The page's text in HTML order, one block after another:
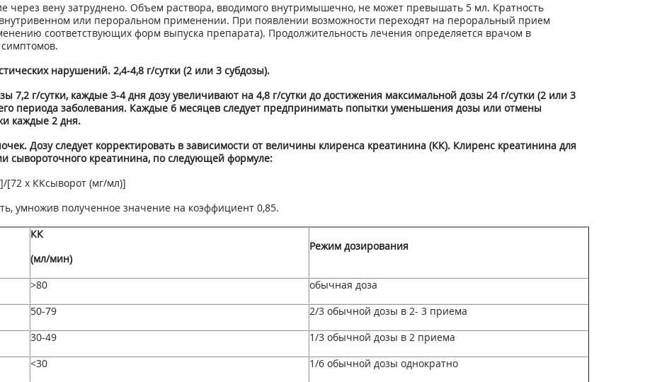
через вену затруднено. Объем раствора, вводимого внутримышечно, не может превышать 5 мл. Кратность
или пероральном применении. При появлении возможности переходят на пероральный прием
соответствующих форм выпуска препарата). Продолжительность лечения определяется врачом в
нарушений. 2,4-4,8 г/сутки (2 или 3 субдозы).
г/сутки, каждые 3-4 дня дозу увеличивают на 4,8 г/сутки до достижения максимальной дозы 24 г/сутки (2 или 3
периода заболевания. Каждые 6 месяцев следует предпринимать попытки уменьшения дозы или отмены
каждые 2 дня.
Дозу следует корректировать в зависимости от величины клиренса креатинина (КК). Клиренс креатинина для
сывороточного креатинина, по следующей формуле:
[72 х ККсыворот(мг/мл)]
умножив полученное значение на коэффициент 0,85.
КК
(мл/мин)
Режим дозирования
>80
обычная доза
50-79
2/3 обычной дозы в 2- 3 приема
30-49
1/3 обычной дозы в 2 приема
<30
1/6 обычной дозы однократно